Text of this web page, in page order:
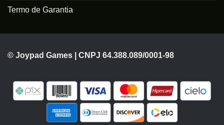
Termo de Garantia
© Joypad Games | CNPJ 64.388.089/0001-98